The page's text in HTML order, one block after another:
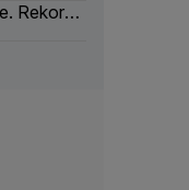
Rekord